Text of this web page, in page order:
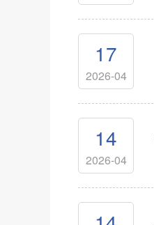
17
2026-04
14
2026-04